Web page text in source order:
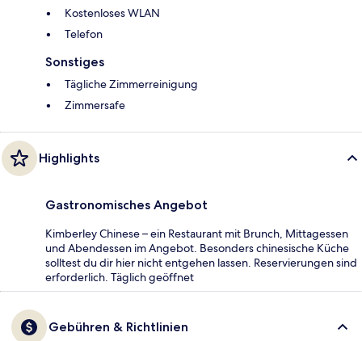
Kostenloses WLAN
Telefon
Sonstiges
Tägliche Zimmerreinigung
Zimmersafe
Highlights
Gastronomisches Angebot
Kimberley Chinese – ein Restaurant mit Brunch, Mittagessen
und Abendessen im Angebot. Besonders chinesische Küche
solltest du dir hier nicht entgehen lassen. Reservierungen sind
erforderlich. Täglich geöffnet
Gebühren & Richtlinien